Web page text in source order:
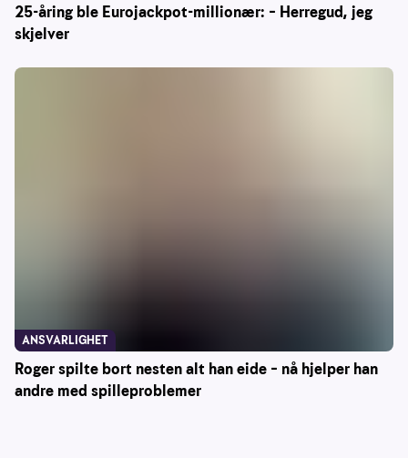
25-åring ble Eurojackpot-millionær: – Herregud, jeg
skjelver
Roger spilte bort nesten alt han eide – nå hjelper han
andre med spilleproblemer
ANSVARLIGHET